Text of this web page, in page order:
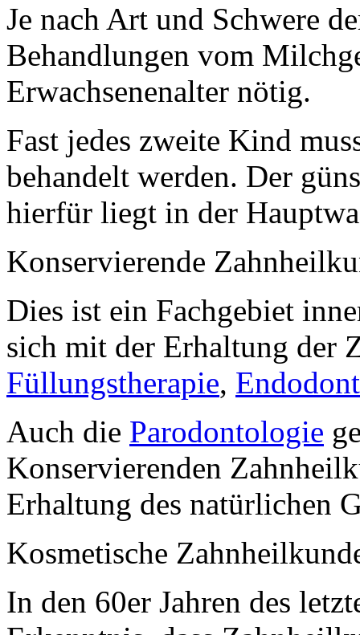
Je nach Art und Schwere
Behandlungen vom
Erwachsenenalter nötig.
Fast jedes zweite Kind
behandelt werden. Der
hierfür liegt in der
Konservierende
Dies ist ein Fachgebiet
sich mit der Erhaltung der
Füllungstherapie,
Auch die Parodontologie
Konservierenden
Erhaltung des natürlichen
Kosmetische
In den 60er Jahren des